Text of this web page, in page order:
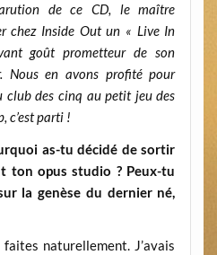
de ce CD, le maître
chez Inside Out un « Live In
goût prometteur de son
Nous en avons profité pour
club des cinq au petit jeu des
c’est parti !
as-tu décidé de sortir
ton opus studio ? Peux-tu
la genèse du dernier né,
naturellement. J’avais